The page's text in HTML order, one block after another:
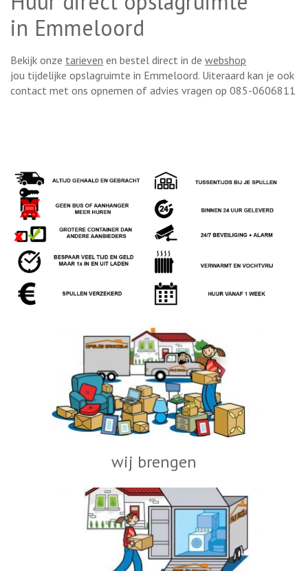
in Emmeloord
Bekijk onze tarieven en bestel direct in de webshop
jou tijdelijke opslagruimte in Emmeloord. Uiteraard kan je ook
contact met ons opnemen of advies vragen op 085-0606811
wij brengen